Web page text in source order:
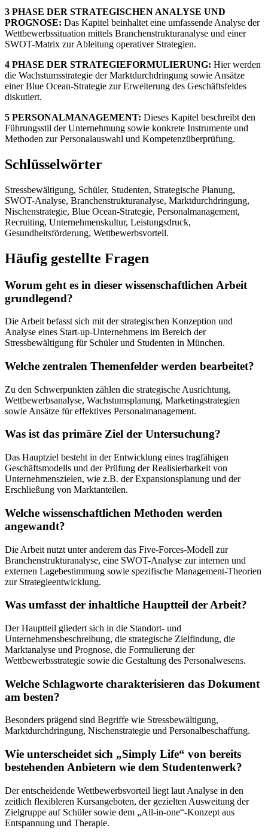
3 PHASE DER STRATEGISCHEN ANALYSE UND
PROGNOSE: Das Kapitel beinhaltet eine umfassende Analyse der
Wettbewerbssituation mittels Branchenstrukturanalyse und einer
SWOT-Matrix zur Ableitung operativer Strategien.
4 PHASE DER STRATEGIEFORMULIERUNG: Hier werden
die Wachstumsstrategie der Marktdurchdringung sowie Ansätze
einer Blue Ocean-Strategie zur Erweiterung des Geschäftsfeldes
diskutiert.
5 PERSONALMANAGEMENT: Dieses Kapitel beschreibt den
Führungsstil der Unternehmung sowie konkrete Instrumente und
Methoden zur Personalauswahl und Kompetenzüberprüfung.
Schlüsselwörter
Stressbewältigung, Schüler, Studenten, Strategische Planung,
SWOT-Analyse, Branchenstrukturanalyse, Marktdurchdringung,
Nischenstrategie, Blue Ocean-Strategie, Personalmanagement,
Recruiting, Unternehmenskultur, Leistungsdruck,
Gesundheitsförderung, Wettbewerbsvorteil.
Häufig gestellte Fragen
Worum geht es in dieser wissenschaftlichen Arbeit
grundlegend?
Die Arbeit befasst sich mit der strategischen Konzeption und
Analyse eines Start-up-Unternehmens im Bereich der
Stressbewältigung für Schüler und Studenten in München.
Welche zentralen Themenfelder werden bearbeitet?
Zu den Schwerpunkten zählen die strategische Ausrichtung,
Wettbewerbsanalyse, Wachstumsplanung, Marketingstrategien
sowie Ansätze für effektives Personalmanagement.
Was ist das primäre Ziel der Untersuchung?
Das Hauptziel besteht in der Entwicklung eines tragfähigen
Geschäftsmodells und der Prüfung der Realisierbarkeit von
Unternehmenszielen, wie z.B. der Expansionsplanung und der
Erschließung von Marktanteilen.
Welche wissenschaftlichen Methoden werden
angewandt?
Die Arbeit nutzt unter anderem das Five-Forces-Modell zur
Branchenstrukturanalyse, eine SWOT-Analyse zur internen und
externen Lagebestimmung sowie spezifische Management-Theorien
zur Strategieentwicklung.
Was umfasst der inhaltliche Hauptteil der Arbeit?
Der Hauptteil gliedert sich in die Standort- und
Unternehmensbeschreibung, die strategische Zielfindung, die
Marktanalyse und Prognose, die Formulierung der
Wettbewerbsstrategie sowie die Gestaltung des Personalwesens.
Welche Schlagworte charakterisieren das Dokument
am besten?
Besonders prägend sind Begriffe wie Stressbewältigung,
Marktdurchdringung, Nischenstrategie und Personalbeschaffung.
Wie unterscheidet sich „Simply Life“ von bereits
bestehenden Anbietern wie dem Studentenwerk?
Der entscheidende Wettbewerbsvorteil liegt laut Analyse in den
zeitlich flexibleren Kursangeboten, der gezielten Ausweitung der
Zielgruppe auf Schüler sowie dem „All-in-one“-Konzept aus
Entspannung und Therapie.